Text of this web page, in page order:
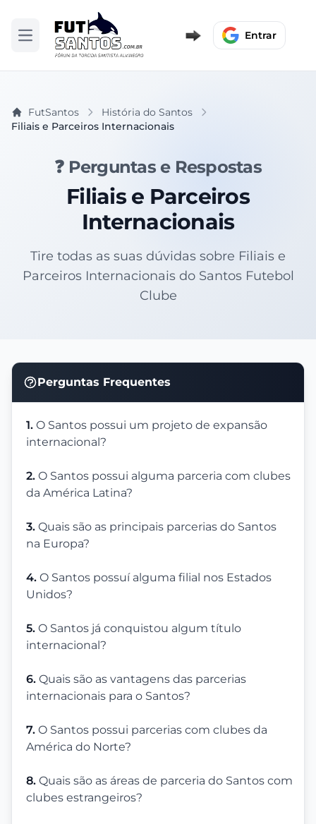
Abrir menu Entrar
FutSantos
História do Santos
Filiais e Parceiros Internacionais
❓ Perguntas e Respostas
Filiais e Parceiros
Internacionais
Tire todas as suas dúvidas sobre Filiais e
Parceiros Internacionais do Santos Futebol
Clube
Perguntas Frequentes
1. O Santos possui um projeto de expansão
internacional?
2. O Santos possui alguma parceria com clubes
da América Latina?
3. Quais são as principais parcerias do Santos
na Europa?
4. O Santos possuí alguma filial nos Estados
Unidos?
5. O Santos já conquistou algum título
internacional?
6. Quais são as vantagens das parcerias
internacionais para o Santos?
7. O Santos possui parcerias com clubes da
América do Norte?
8. Quais são as áreas de parceria do Santos com
clubes estrangeiros?